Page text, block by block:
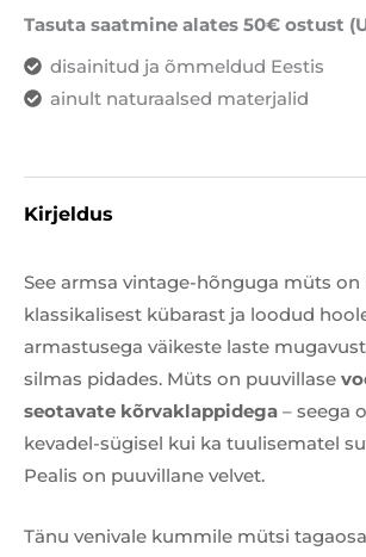
Tasuta saatmine alates 50€ ostust
disainitud ja õmmeldud Eestis
ainult naturaalsed materjalid
Kirjeldus
See armsa vintage-hõnguga müts
klassikalisest kübarast ja loodud
armastusega väikeste laste
silmas pidades. Müts on puuvillase
seotavate kõrvaklappidega – seega
kevadel-sügisel kui ka tuulisematel
Pealis on puuvillane velvet.
Tänu venivale kummile mütsi